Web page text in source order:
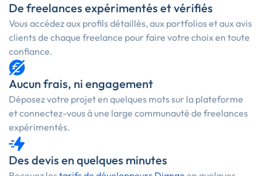
De freelances expérimentés et vérifiés
Vous accédez aux profils détaillés, aux portfolios et aux avis
clients de chaque freelance pour faire votre choix en toute
confiance.
Aucun frais, ni engagement
Déposez votre projet en quelques mots sur la plateforme
et connectez-vous à une large communauté de freelances
expérimentés.
Des devis en quelques minutes